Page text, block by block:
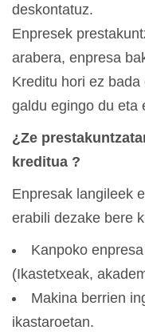
deskontatuz.
Enpresek
arabera, enpresa
Kreditu hori ez
galdu egingo du eta
¿Ze
kreditua ?
Enpresak langileek
erabili dezake bere
Kanpoko
(Ikastetxeak,
Makina berrien
ikastaroetan.